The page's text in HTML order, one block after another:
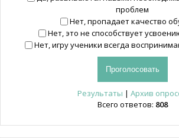
проблем
Нет, пропадает качество
Нет, это не способствует
Нет, игру ученики всегда
Результаты | Архив
Всего ответов: 808